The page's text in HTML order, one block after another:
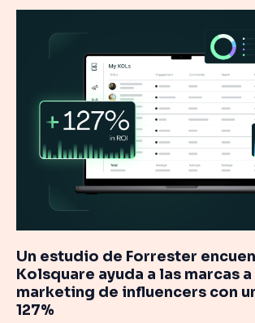
Un estudio de Forrester
Kolsquare ayuda a las marcas
marketing de influencers con
127%
estudio
Kolsquare
ayuda
marcas
el
marketing
de
influencers